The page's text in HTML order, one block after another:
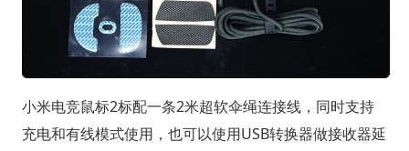
小米电竞鼠标2标配一条2米超软伞绳连接线，同时支持
充电和有线模式使用，也可以使用USB转换器做接收器延